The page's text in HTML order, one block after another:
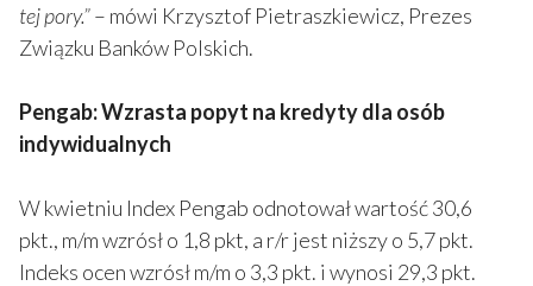
tej pory.”– mówi Krzysztof Pietraszkiewicz, Prezes
Związku Banków Polskich.
Pengab: Wzrasta popyt na kredyty dla osób
indywidualnych
W kwietniu Index Pengab odnotował wartość 30,6
pkt., m/m wzrósł o 1,8 pkt, a r/r jest niższy o 5,7 pkt.
Indeks ocen wzrósł m/m o 3,3 pkt. i wynosi 29,3 pkt.